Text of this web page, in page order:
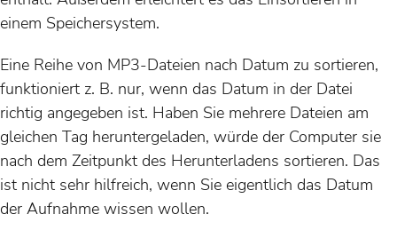
einem Speichersystem.
Eine Reihe von MP3-Dateien nach Datum zu sortieren,
funktioniert z. B. nur, wenn das Datum in der Datei
richtig angegeben ist. Haben Sie mehrere Dateien am
gleichen Tag heruntergeladen, würde der Computer sie
nach dem Zeitpunkt des Herunterladens sortieren. Das
ist nicht sehr hilfreich, wenn Sie eigentlich das Datum
der Aufnahme wissen wollen.